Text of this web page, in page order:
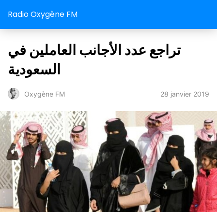
Radio Oxygène FM
تراجع عدد الأجانب العاملين في
السعودية
Oxygène FM 28 janvier 2019